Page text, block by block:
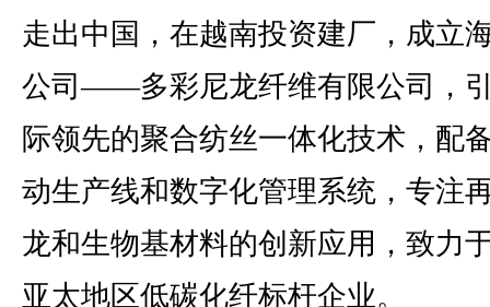
走出中国，在越南投资建厂，成立
公司——多彩尼龙纤维有限公司，
际领先的聚合纺丝一体化技术，配
动生产线和数字化管理系统，专注
龙和生物基材料的创新应用，致力
亚太地区低碳化纤标杆企业。